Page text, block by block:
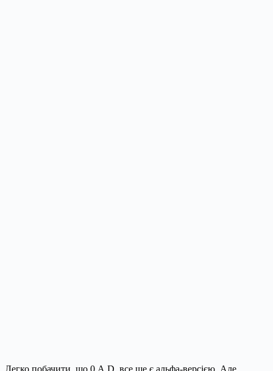
Легко побачити, що 0 A.D. все ще є альфа-версією. Але